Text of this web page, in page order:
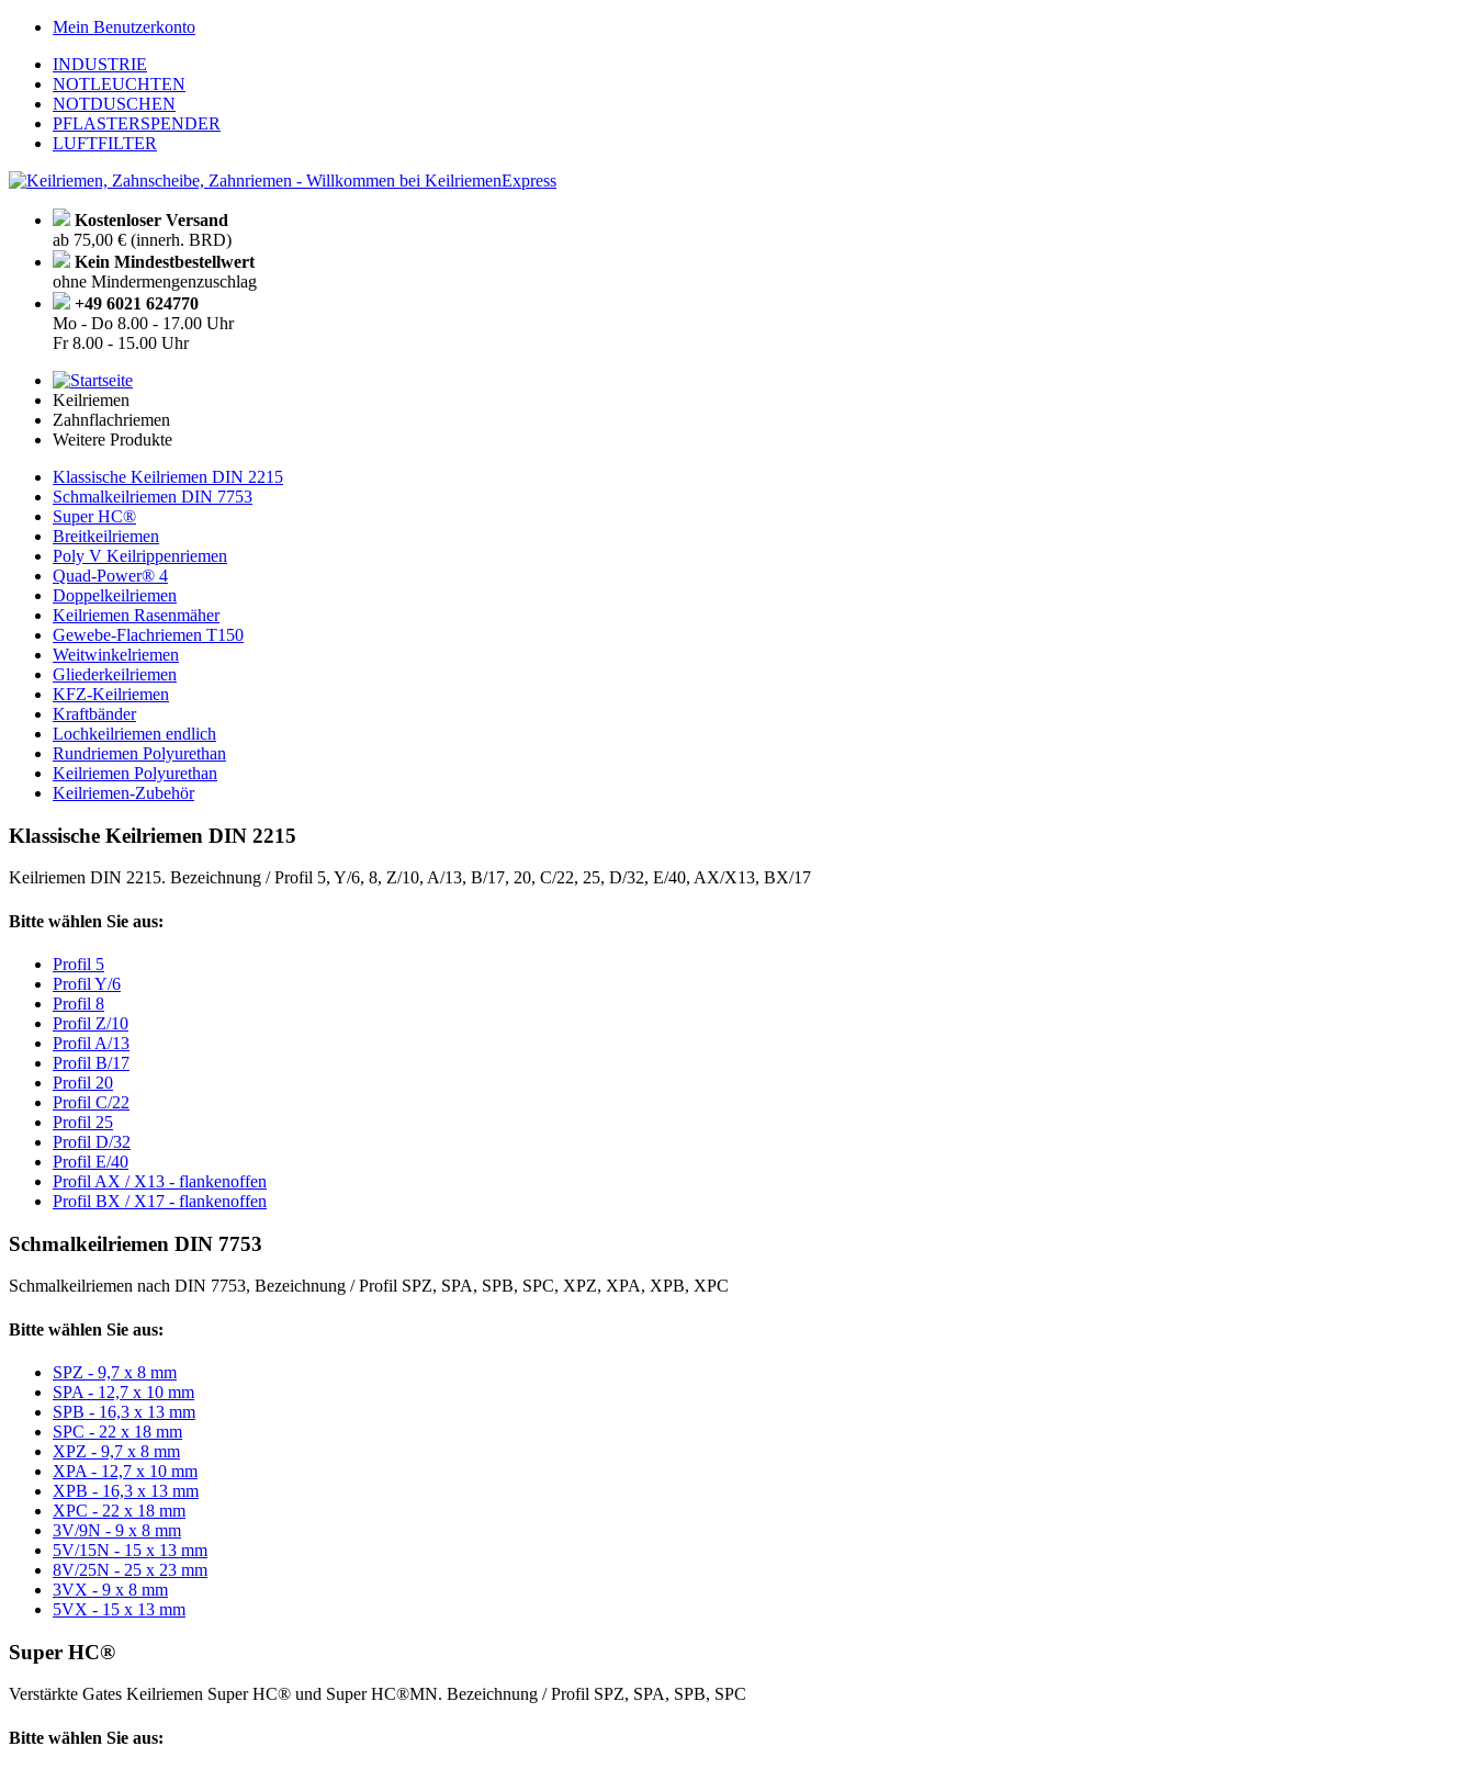
Mein Benutzerkonto
INDUSTRIE
NOTLEUCHTEN
NOTDUSCHEN
PFLASTERSPENDER
LUFTFILTER
Kostenloser Versand
ab 75,00 € (innerh. BRD)
Kein Mindestbestellwert
ohne Mindermengenzuschlag
+49 6021 624770
Mo - Do 8.00 - 17.00 Uhr
Fr8.00 - 15.00 Uhr
Keilriemen
Zahnflachriemen
Weitere Produkte
Klassische Keilriemen DIN 2215
Schmalkeilriemen DIN 7753
Super HC®
Breitkeilriemen
Poly V Keilrippenriemen
Quad-Power® 4
Doppelkeilriemen
Keilriemen Rasenmäher
Gewebe-Flachriemen T150
Weitwinkelriemen
Gliederkeilriemen
KFZ-Keilriemen
Kraftbänder
Lochkeilriemen endlich
Rundriemen Polyurethan
Keilriemen Polyurethan
Keilriemen-Zubehör
Klassische Keilriemen DIN 2215
Keilriemen DIN 2215. Bezeichnung / Profil 5, Y/6, 8, Z/10, A/13, B/17, 20, C/22, 25, D/32, E/40, AX/X13, BX/17
Bitte wählen Sie aus:
Profil 5
Profil Y/6
Profil 8
Profil Z/10
Profil A/13
Profil B/17
Profil 20
Profil C/22
Profil 25
Profil D/32
Profil E/40
Profil AX / X13 - flankenoffen
Profil BX / X17 - flankenoffen
Schmalkeilriemen DIN 7753
Schmalkeilriemen nach DIN 7753, Bezeichnung / Profil SPZ, SPA, SPB, SPC, XPZ, XPA, XPB, XPC
Bitte wählen Sie aus:
SPZ - 9,7 x 8 mm
SPA - 12,7 x 10 mm
SPB - 16,3 x 13 mm
SPC - 22 x 18 mm
XPZ - 9,7 x 8 mm
XPA - 12,7 x 10 mm
XPB - 16,3 x 13 mm
XPC - 22 x 18 mm
3V/9N - 9 x 8 mm
5V/15N - 15 x 13 mm
8V/25N - 25 x 23 mm
3VX - 9 x 8 mm
5VX - 15 x 13 mm
Super HC®
Verstärkte Gates Keilriemen Super HC® und Super HC®MN. Bezeichnung / Profil SPZ, SPA, SPB, SPC
Bitte wählen Sie aus: